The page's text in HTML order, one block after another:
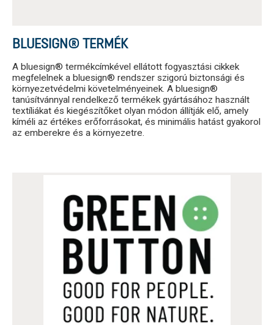
BLUESIGN® TERMÉK
A bluesign® termékcímkével ellátott fogyasztási cikkek
megfelelnek a bluesign® rendszer szigorú biztonsági és
környezetvédelmi követelményeinek. A bluesign®
tanúsítvánnyal rendelkező termékek gyártásához használt
textíliákat és kiegészítőket olyan módon állítják elő, amely
kíméli az értékes erőforrásokat, és minimális hatást gyakorol
az emberekre és a környezetre.